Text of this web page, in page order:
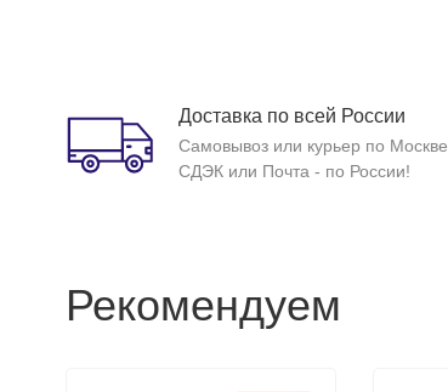
Доставка по всей России
Самовывоз или курьер по Москве.
СДЭК или Почта - по России!
Рекомендуем